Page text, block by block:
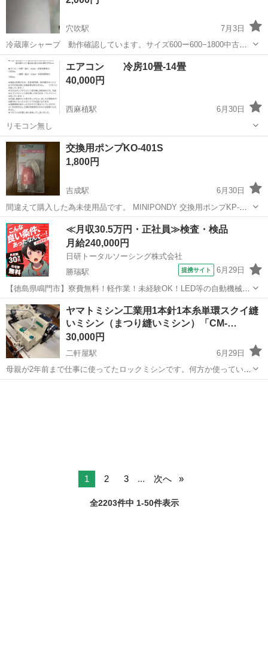
穴吹駅
7月3日
冷蔵庫シャープ 動作確認しています。サイズ600ー600−1800中古品
につきNC,NRでお願いします。
徳島 美馬市 穴吹駅 生活家電
エアコン 冷房10畳-14畳
40,000円
西麻植駅
6月30日
リモコン無し
徳島 阿波市 西麻植駅 生活家電
交換用ポンプKO-401S
1,800円
吉成駅
6月30日
間違えて購入した為未使用品です。 MINIPONDY 交換用ポンプKP-
401S 交換対応型式KP-401シリーズ
徳島 板野郡 吉成駅 生活家電 ポンプ
≪月収30.5万円・正社員≫検査・検品
月給240,000円
日研トータルソーシング株式会社
勝瑞駅
提携サイト 6月29日
【徳島県鳴門市】寮費無料！軽作業！未経験OK！LED等の自動機械加
工・検査・梱包・データ入力《お仕事No.NS0560》 お仕事について ス
マートフォンやパソコン、車などに使われるLED等の電子部品の製造
とそれに付帯する作...
徳島 鳴門市 勝瑞駅 その他
ヤマトミシン工業用1本針1本糸単環スクイ縫
いミシン（まつり縫いミシン）「CM-…
30,000円
二軒屋駅
6月29日
母親が2年前まで仕事に使ってたロックミシンです。何方か使っていた
だけませんか、現物確認宜しくお願い致します。 お値下げ4月5日
1 2 3 ... 次へ
全2203件中 1-50件表示